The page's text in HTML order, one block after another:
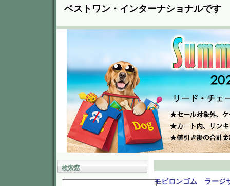
ベストワン・インターナショナルです
検索窓
モビロンゴム ラージ